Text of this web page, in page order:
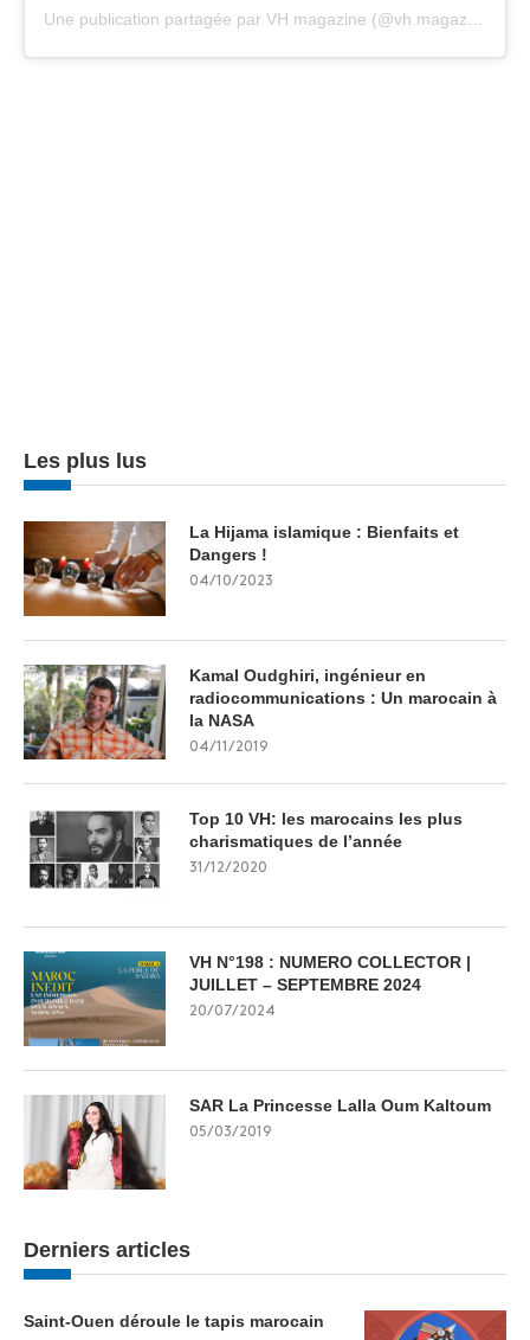
Une publication partagée par VH magazine (@vh.magazine)
Les plus lus
La Hijama islamique : Bienfaits et
Dangers !
04/10/2023
Kamal Oudghiri, ingénieur en
radiocommunications : Un marocain à
la NASA
04/11/2019
Top 10 VH: les marocains les plus
charismatiques de l’année
31/12/2020
VH N°198 : NUMERO COLLECTOR |
JUILLET – SEPTEMBRE 2024
20/07/2024
SAR La Princesse Lalla Oum Kaltoum
05/03/2019
Derniers articles
Saint-Ouen déroule le tapis marocain